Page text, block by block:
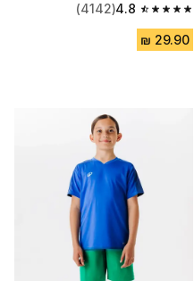
4.8
4.8 out of 5 stars from 4142 reviews
(4142)